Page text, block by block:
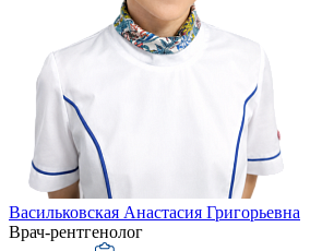
Васильковская Анастасия Григорьевна
Врач-рентгенолог